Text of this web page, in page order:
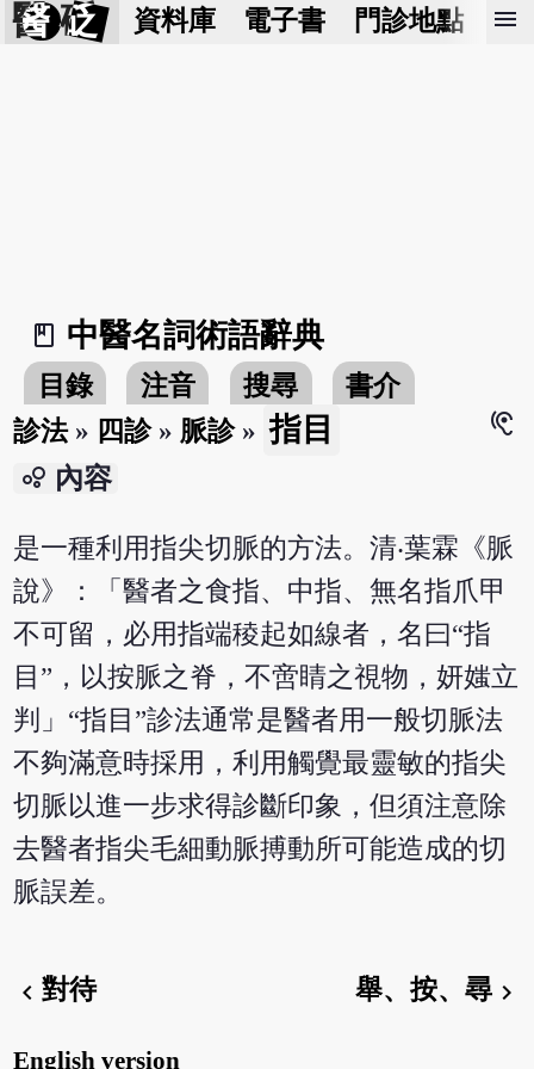
醫 砭 資料庫 電子書 門診地點 預
menu
book_2
中醫名詞術語辭典
目錄 注音 搜尋
書介
診法» 四診» 脈診» 指目
hearing
bubble_chart 內容
是一種利用指尖切脈的方法。清‧葉霖《脈
說》：「醫者之食指、中指、無名指爪甲
不可留，必用指端稜起如線者，名曰“指
目”，以按脈之脊，不啻睛之視物，妍媸立
判」“指目”診法通常是醫者用一般切脈法
不夠滿意時採用，利用觸覺最靈敏的指尖
切脈以進一步求得診斷印象，但須注意除
去醫者指尖毛細動脈搏動所可能造成的切
脈誤差。
chevron_left對待 舉、按、尋chevron_right
English version